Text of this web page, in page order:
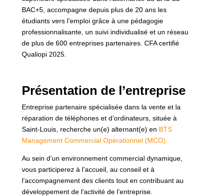
BAC+5, accompagne depuis plus de 20 ans les
étudiants vers l’emploi grâce à une pédagogie
professionnalisante, un suivi individualisé et un réseau
de plus de 600 entreprises partenaires. CFA certifié
Qualiopi 2025.
Présentation de l’entreprise
Entreprise partenaire spécialisée dans la vente et la
réparation de téléphones et d’ordinateurs, située à
Saint-Louis, recherche un(e) alternant(e) en BTS
Management Commercial Opérationnel (MCO).
Au sein d’un environnement commercial dynamique,
vous participerez à l’accueil, au conseil et à
l’accompagnement des clients tout en contribuant au
développement de l’activité de l’entreprise.